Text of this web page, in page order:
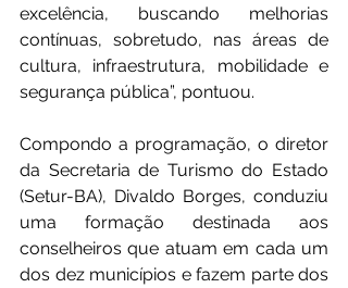
excelência, buscando melhorias
contínuas, sobretudo, nas áreas de
cultura, infraestrutura, mobilidade e
segurança pública”, pontuou.
Compondo a programação, o diretor
da Secretaria de Turismo do Estado
(Setur-BA), Divaldo Borges, conduziu
uma formação destinada aos
conselheiros que atuam em cada um
dos dez municípios e fazem parte dos